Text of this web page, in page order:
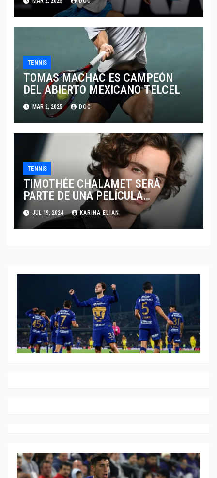
TENNIS
TOMAS MACHAC ES CAMPEÓN
DEL ABIERTO MEXICANO TELCEL
MAR 2, 2025 DOC
TENNIS
TIMOTHÉE CHALAMET SERÁ
PARTE DE UNA PELÍCULA
ADENTRADA EN EL MUNDO DEL
PING PONG
JUL 19, 2024 KARINA ELIAN